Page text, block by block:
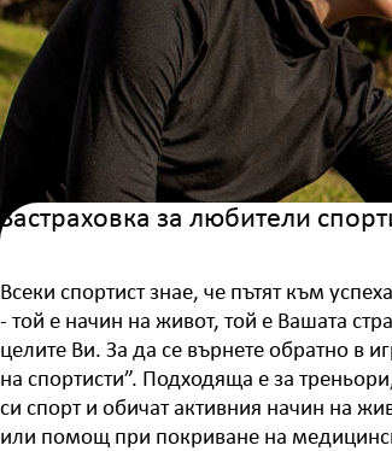
Застраховка за любители
Всеки спортист знае, че пътят към
- той е начин на живот, той е Вашата
целите Ви. За да се върнете обратно в
на спортисти”. Подходяща е за
си спорт и обичат активния начин на
или помощ при покриване на